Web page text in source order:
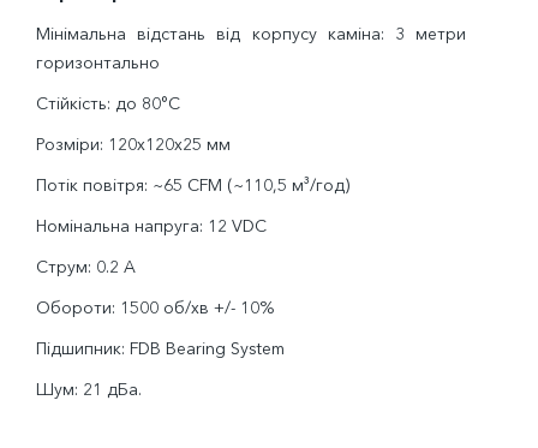
Мінімальна відстань від корпусу каміна: 3 метри
горизонтально
Стійкість: до 80°C
Розміри: 120x120x25 мм
Потік повітря: ~65 CFM (~110,5 м³/год)
Номінальна напруга: 12 VDC
Струм: 0.2 A
Обороти: 1500 об/хв +/- 10%
Підшипник: FDB Bearing System
Шум: 21 дБа.